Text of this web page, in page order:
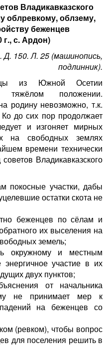
Владикавказского
облревкому, облзему,
беженцев
г., с. Ардон)
150. Л. 25 (машинопись,
подлинник).
из Южной Осетии
положении.
родину невозможно, т.к.
до сих пор продолжает
и изгоняет мирных
на свободных землях
времени технически
Владикавказского
покосные участки, дабы
остатки скота не
беженцев по сёлам и
их выселения на
земель;
окружному и местным
участие в их
двух пунктов;
от начальника
не принимает мер к
на беженцев со
(ревком), чтобы вопрос
для поселения решить в